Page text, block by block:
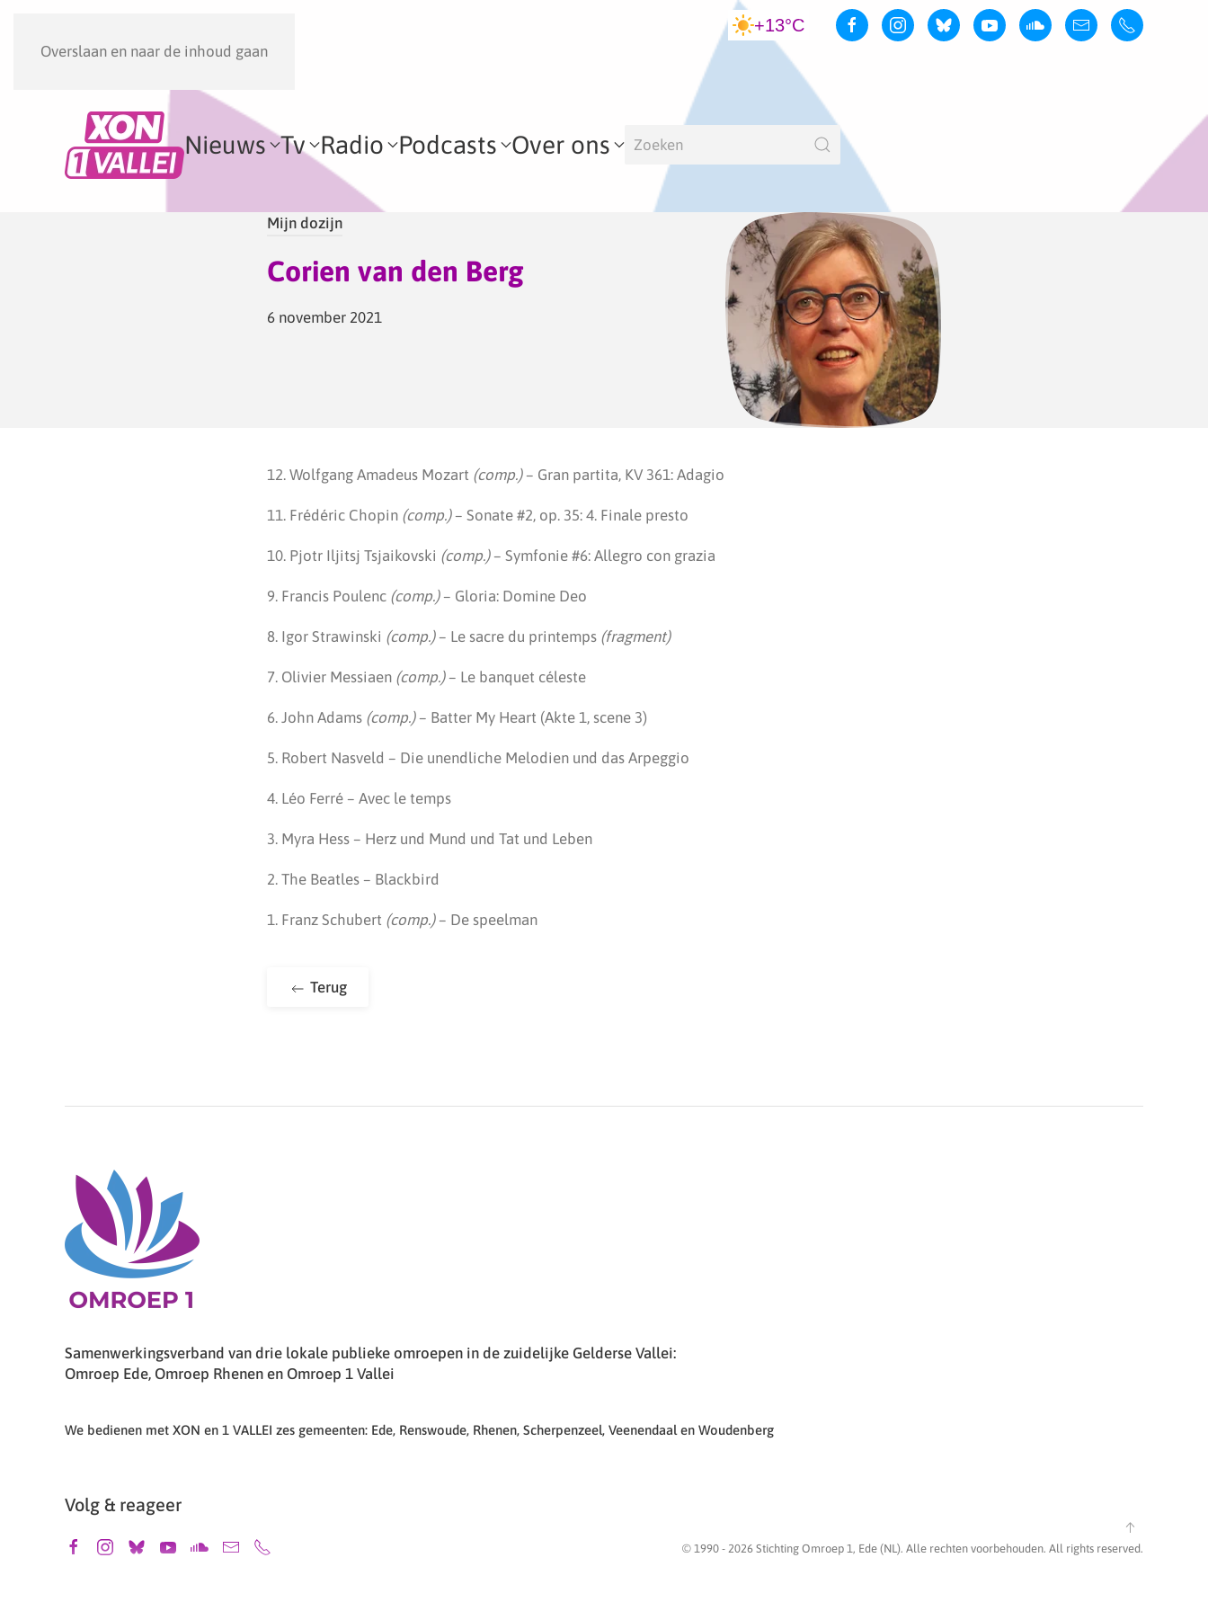
Overslaan en naar de inhoud gaan
+13°C
Nieuws Tv Radio Podcasts Over ons
Mijn dozijn
Corien van den Berg
6 november 2021
12. Wolfgang Amadeus Mozart (comp.)– Gran partita, KV 361: Adagio
11. Frédéric Chopin (comp.)– Sonate #2, op. 35: 4. Finale presto
10. Pjotr Iljitsj Tsjaikovski (comp.)– Symfonie #6: Allegro con grazia
9. Francis Poulenc (comp.)– Gloria: Domine Deo
8. Igor Strawinski (comp.)– Le sacre du printemps (fragment)
7. Olivier Messiaen (comp.)– Le banquet céleste
6. John Adams (comp.)– Batter My Heart (Akte 1, scene 3)
5. Robert Nasveld – Die unendliche Melodien und das Arpeggio
4. Léo Ferré – Avec le temps
3. Myra Hess – Herz und Mund und Tat und Leben
2. The Beatles – Blackbird
1. Franz Schubert (comp.)– De speelman
Terug
Samenwerkingsverband van drie lokale publieke omroepen in de zuidelijke Gelderse Vallei:
Omroep Ede, Omroep Rhenen en Omroep 1 Vallei
We bedienen met XON en 1 VALLEI zes gemeenten: Ede, Renswoude, Rhenen, Scherpenzeel, Veenendaal en Woudenberg
Volg & reageer
© 1990 - 2026 Stichting Omroep 1, Ede (NL). Alle rechten voorbehouden. All rights reserved.